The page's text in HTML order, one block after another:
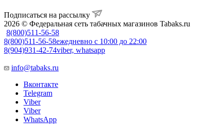
Подписаться на рассылку
2026 © Федеральная сеть табачных магазинов Tabaks.ru
8(800)511-56-58
8(800)511-56-58ежедневно с 10:00 до 22:00
8(904)931-42-74viber, whatsapp
info@tabaks.ru
Вконтакте
Telegram
Viber
Viber
WhatsApp